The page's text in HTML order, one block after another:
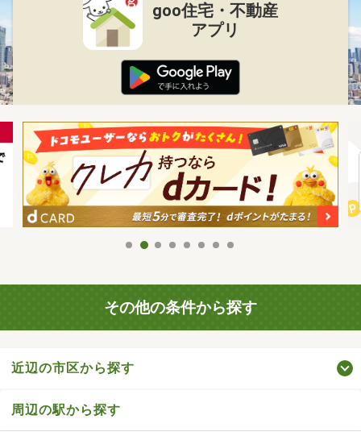
goo住宅・不動産
アプリ
その他の条件から探す
近辺の市区から探す
周辺の駅から探す